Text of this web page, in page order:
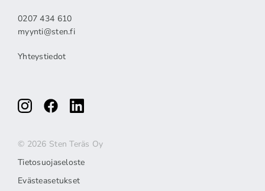
0207 434 610
myynti@sten.fi
Yhteystiedot
© 2026 Sten Teräs Oy
Tietosuojaseloste
Evästeasetukset